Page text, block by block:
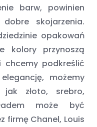
barw, powinien
skojarzenia.
opakowań
kolory przynoszą
chcemy podkreślić
możemy
złoto, srebro,
może być
firmę Chanel, Louis